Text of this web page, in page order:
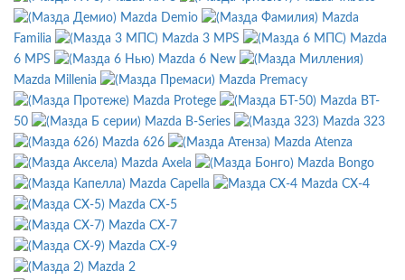
Mazda Demio
Mazda
Familia
Mazda 3 MPS
Mazda
6 MPS
Mazda 6 New
Mazda Millenia
Mazda Premacy
Mazda Protege
Mazda BT-
50
Mazda B-Series
Mazda 323
Mazda 626
Mazda Atenza
Mazda Axela
Mazda Bongo
Mazda Capella
Mazda CX-4
Mazda CX-5
Mazda CX-7
Mazda CX-9
Mazda 2